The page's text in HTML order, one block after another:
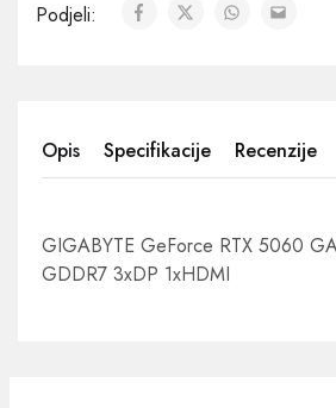
Podjeli:
Opis Specifikacije Recenzije
GIGABYTE GeForce RTX 5060
GDDR7 3xDP 1xHDMI